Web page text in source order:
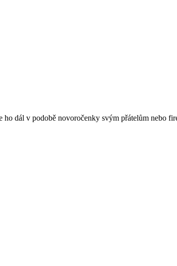
ho dál v podobě novoročenky svým přátelům nebo